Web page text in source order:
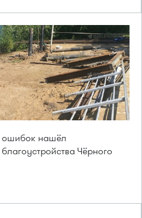
ошибок нашёл
Чёрного